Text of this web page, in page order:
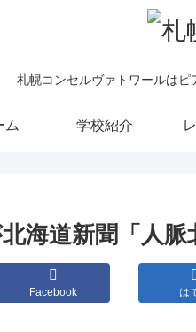
札幌コンセルヴァトワールはピ
ム 学校紹介
海道新聞「人
Facebook は